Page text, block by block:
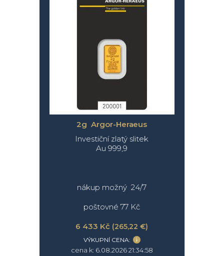
2g Argor-Heraeus
Investiční zlatý slitek
Au 999,9
nákup možný 24/7
poštovné 77 Kč
6 433 Kč (265,22 €)
VÝKUPNÍ CENA:
cena k: 6.08.2026 21:34:58